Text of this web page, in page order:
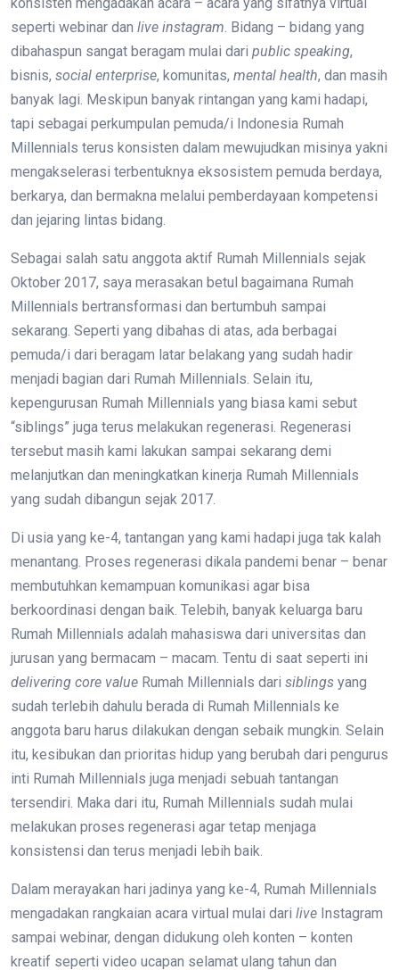
seperti webinar dan live instagram. Bidang – bidang yang
dibahaspun sangat beragam mulai dari public speaking,
bisnis, social enterprise, komunitas, mental health, dan masih
banyak lagi. Meskipun banyak rintangan yang kami hadapi,
tapi sebagai perkumpulan pemuda/i Indonesia Rumah
Millennials terus konsisten dalam mewujudkan misinya yakni
mengakselerasi terbentuknya eksosistem pemuda berdaya,
berkarya, dan bermakna melalui pemberdayaan kompetensi
dan jejaring lintas bidang.
Sebagai salah satu anggota aktif Rumah Millennials sejak
Oktober 2017, saya merasakan betul bagaimana Rumah
Millennials bertransformasi dan bertumbuh sampai
sekarang. Seperti yang dibahas di atas, ada berbagai
pemuda/i dari beragam latar belakang yang sudah hadir
menjadi bagian dari Rumah Millennials. Selain itu,
kepengurusan Rumah Millennials yang biasa kami sebut
“siblings” juga terus melakukan regenerasi. Regenerasi
tersebut masih kami lakukan sampai sekarang demi
melanjutkan dan meningkatkan kinerja Rumah Millennials
yang sudah dibangun sejak 2017.
Di usia yang ke-4, tantangan yang kami hadapi juga tak kalah
menantang. Proses regenerasi dikala pandemi benar – benar
membutuhkan kemampuan komunikasi agar bisa
berkoordinasi dengan baik. Telebih, banyak keluarga baru
Rumah Millennials adalah mahasiswa dari universitas dan
jurusan yang bermacam – macam. Tentu di saat seperti ini
delivering core value Rumah Millennials dari siblings yang
sudah terlebih dahulu berada di Rumah Millennials ke
anggota baru harus dilakukan dengan sebaik mungkin. Selain
itu, kesibukan dan prioritas hidup yang berubah dari pengurus
inti Rumah Millennials juga menjadi sebuah tantangan
tersendiri. Maka dari itu, Rumah Millennials sudah mulai
melakukan proses regenerasi agar tetap menjaga
konsistensi dan terus menjadi lebih baik.
Dalam merayakan hari jadinya yang ke-4, Rumah Millennials
mengadakan rangkaian acara virtual mulai dari live Instagram
sampai webinar, dengan didukung oleh konten – konten
kreatif seperti video ucapan selamat ulang tahun dan